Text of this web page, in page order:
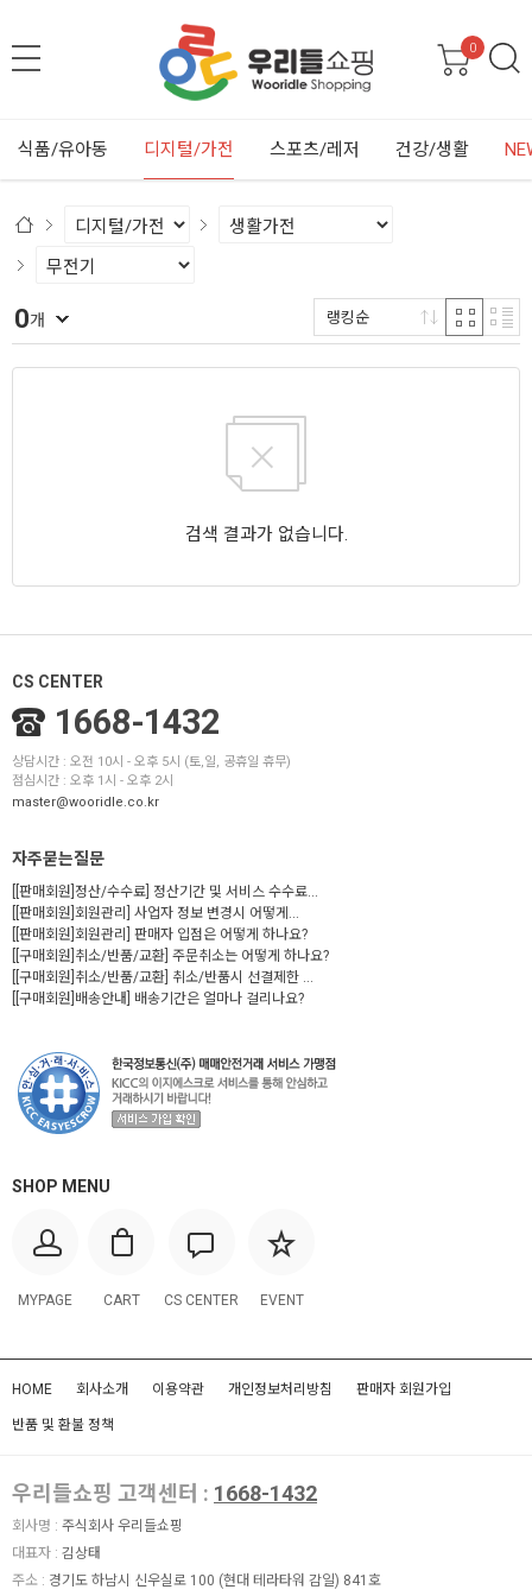
0
식품/유아동 디지털/가전 스포츠/레저 건강/생활
0개 랭킹순
검색 결과가 없습니다.
CS CENTER
1668-1432
상담시간 : 오전 10시 - 오후 5시 (토,일, 공휴일 휴무)
점심시간 : 오후 1시 - 오후 2시
master@wooridle.co.kr
자주묻는질문
[[판매회원]정산/수수료] 정산기간 및 서비스 수수료...
[[판매회원]회원관리] 사업자 정보 변경시 어떻게...
[[판매회원]회원관리] 판매자 입점은 어떻게 하나요?
[[구매회원]취소/반품/교환] 주문취소는 어떻게 하나요?
[[구매회원]취소/반품/교환] 취소/반품시 선결제한 ...
[[구매회원]배송안내] 배송기간은 얼마나 걸리나요?
SHOP MENU
MYPAGE CART CS CENTER EVENT
HOME 회사소개 이용약관 개인정보처리방침 판매자 회원가입
반품 및 환불 정책
우리들쇼핑 고객센터 : 1668-1432
회사명 : 주식회사 우리들쇼핑
대표자 : 김상태
주소 : 경기도 하남시 신우실로 100 (현대 테라타워 감일) 841호